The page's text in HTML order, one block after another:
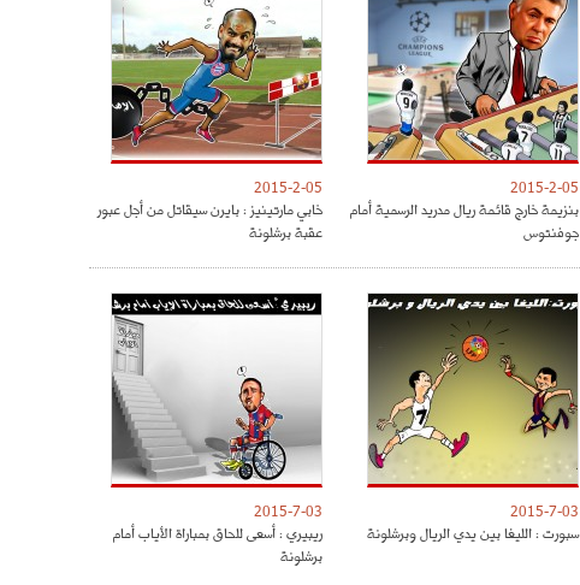
2015-2-05
بنزيمة خارج قائمة ريال مدريد الرسمية أمام
جوفنتوس
2015-2-05
خابي مارتينيز : بايرن سيقاتل من أجل عبور
عقبة برشلونة
2015-7-03
سبورت : الليغا بين يدي الريال وبرشلونة
2015-7-03
ريبيري : أسعى للحاق بمباراة الأياب أمام
برشلونة